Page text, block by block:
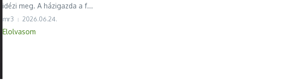
idézi meg. A házigazda a f...
mr3 2026.06.24.
Elolvasom